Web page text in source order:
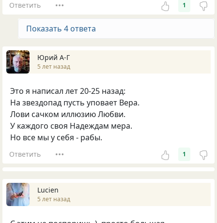
Ответить 1
Показать 4 ответа
Юрий А-Г
5 лет назад
Это я написал лет 20-25 назад:
На звездопад пусть уповает Вера.
Лови сачком иллюзию Любви.
У каждого своя Надеждам мера.
Но все мы у себя - рабы.
Ответить 1
Lucien
5 лет назад